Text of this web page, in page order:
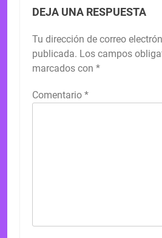
DEJA UNA RESPUESTA
Tu dirección de correo
publicada. Los campos
marcados con *
Comentario *